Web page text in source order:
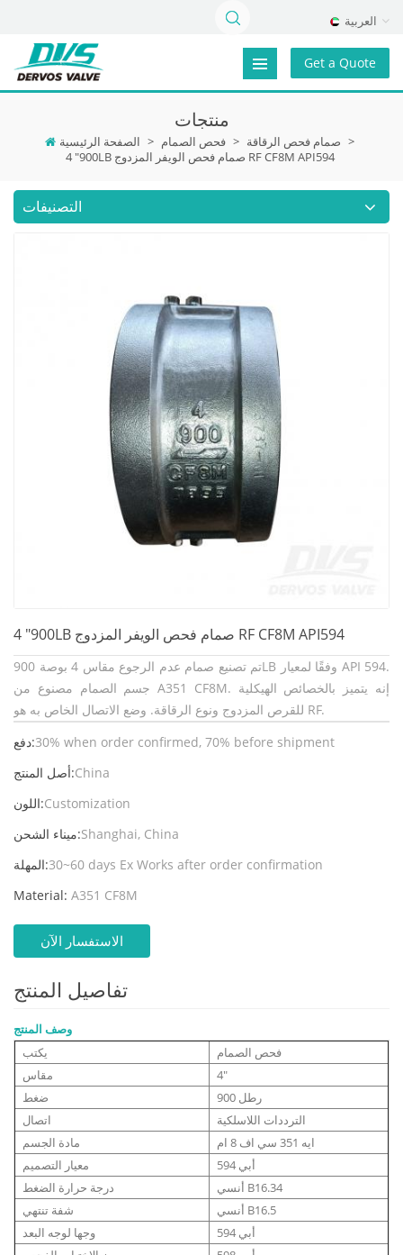
العربية
Get a Quote
منتجات
الصفحة الرئيسية > فحص الصمام > صمام فحص الرقاقة >
4 "900LB صمام فحص الويفر المزدوج RF CF8M API594
التصنيفات
4 "900LB صمام فحص الويفر المزدوج RF CF8M API594
تم تصنيع صمام عدم الرجوع مقاس 4 بوصة 900LB وفقًا لمعيار API 594.
جسم الصمام مصنوع من A351 CF8M. إنه يتميز بالخصائص الهيكلية
للقرص المزدوج ونوع الرقاقة. وضع الاتصال الخاص به هو RF.
دفع:30% when order confirmed, 70% before shipment
أصل المنتج:China
اللون:Customization
ميناء الشحن:Shanghai, China
المهلة:30~60 days Ex Works after order confirmation
Material: A351 CF8M
الاستفسار الآن
تفاصيل المنتج
وصف المنتج
يكتب
فحص الصمام
مقاس
4"
ضغط
900 رطل
اتصال
الترددات اللاسلكية
مادة الجسم
ايه 351 سي اف 8 ام
معيار التصميم
أبي 594
درجة حرارة الضغط
أنسي B16.34
شفة تنتهي
أنسي B16.5
وجها لوجه البعد
أبي 594